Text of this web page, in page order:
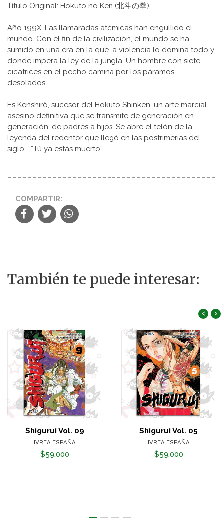
Título Original: Hokuto no Ken (北斗の拳)
Año 199X. Las llamaradas atómicas han engullido el
mundo. Con el fin de la civilización, el mundo se ha
sumido en una era en la que la violencia lo domina todo y
donde impera la ley de la jungla. Un hombre con siete
cicatrices en el pecho camina por los páramos
desolados...
Es Kenshirô, sucesor del Hokuto Shinken, un arte marcial
asesino definitiva que se transmite de generación en
generación, de padres a hijos. Se abre el telón de la
leyenda del redentor que llegó en las postrimerías del
siglo... “Tú ya estás muerto”.
COMPARTIR:
También te puede interesar:
Shigurui Vol. 09
IVREA ESPAÑA
$59.000
Shigurui Vol. 05
IVREA ESPAÑA
$59.000
‹ ›